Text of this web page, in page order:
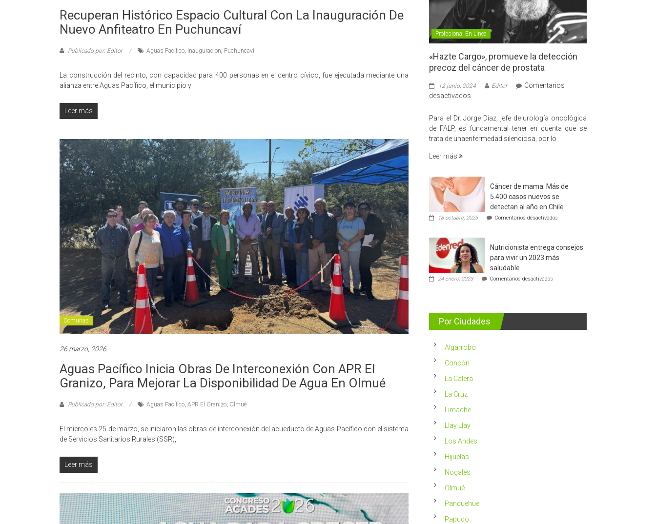
Recuperan Histórico Espacio Cultural Con La Inauguración De
Nuevo Anfiteatro En Puchuncaví
Publicado por: Editor Aguas Pacífico, Inauguracion, Puchuncaví
La construcción del recinto, con capacidad para 400 personas en el centro cívico, fue ejecutada mediante una
alianza entre Aguas Pacífico, el municipio y
Leer más
Comunas
26 marzo, 2026
Aguas Pacífico Inicia Obras De Interconexión Con APR El
Granizo, Para Mejorar La Disponibilidad De Agua En Olmué
Publicado por: Editor Aguas Pacífico, APR El Granizo, Olmué
El miercoles 25 de marzo, se iniciaron las obras de interconexión del acueducto de Aguas Pacífico con el sistema
de Servicios Sanitarios Rurales (SSR),
Leer más
Profesional En Línea
«Hazte Cargo», promueve la detección
precoz del cáncer de prostata
12 junio, 2024 Editor
Comentarios
desactivados
Cargo»,
promueve
la
del
cáncer
de
prostata
Para el Dr. Jorge Díaz, jefe de urología oncológica
de FALP, es fundamental tener en cuenta que se
trata de unaenfermedad silenciosa, por lo
Leer más
Cáncer de mama: Más de
5.400 casos nuevos se
detectan al año en Chile
18 octubre, 2023 Comentarios desactivados
de
Más
Nutricionista entrega consejos
para vivir un 2023 más
saludable
24 enero, 2023 Comentarios desactivados
2023
Por Ciudades
Algarrobo
Concón
La Calera
La Cruz
Limache
Llay Llay
Los Andes
Hijuelas
Nogales
Olmué
Panquehue
Papudo